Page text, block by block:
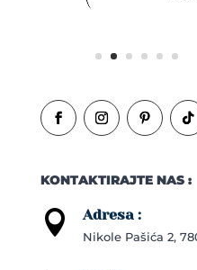
KONTAKTIRAJTE NAS :
 Adresa :
Nikole Pašića 2,